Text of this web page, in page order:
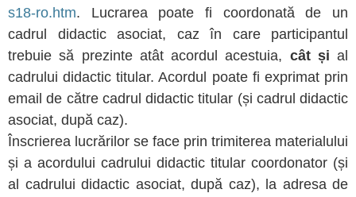
s18-ro.htm. Lucrarea poate fi coordonată de un
cadrul didactic asociat, caz în care participantul
trebuie să prezinte atât acordul acestuia, cât și al
cadrului didactic titular. Acordul poate fi exprimat prin
email de către cadrul didactic titular (și cadrul didactic
asociat, după caz).
Înscrierea lucrărilor se face prin trimiterea materialului
și a acordului cadrului didactic titular coordonator (și
al cadrului didactic asociat, după caz), la adresa de